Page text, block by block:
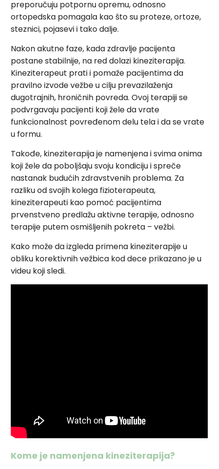
preporučuju potpornu opremu, odnosno
ortopedska pomagala kao što su proteze, ortoze,
steznici, pojasevi i tako dalje.
Nakon akutne faze, kada zdravlje pacijenta
postane stabilnije, na red dolazi kineziterapija.
Kineziterapeut prati i pomaže pacijentima da
pravilno izvode vežbe u cilju prevazilaženja
dugotrajnih, hroničnih povreda. Ovoj terapiji se
podvrgavaju pacijenti koji žele da vrate
funkcionalnost povređenom delu tela i da se vrate
u formu.
Takođe, kineziterapija je namenjena i svima onima
koji žele da poboljšaju svoju kondiciju i spreče
nastanak budućih zdravstvenih problema. Za
razliku od svojih kolega fizioterapeuta,
kineziterapeuti kao pomoć pacijentima
prvenstveno predlažu aktivne terapije, odnosno
terapije putem osmišljenih pokreta – vežbi.
Kako može da izgleda primena kineziterapije u
obliku korektivnih vežbica kod dece prikazano je u
videu koji sledi.
Kome je namenjena kineziterapija?